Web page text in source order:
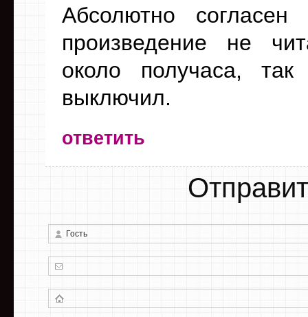
Абсолютно
произведение не
около получаса,
выключил.
ответить